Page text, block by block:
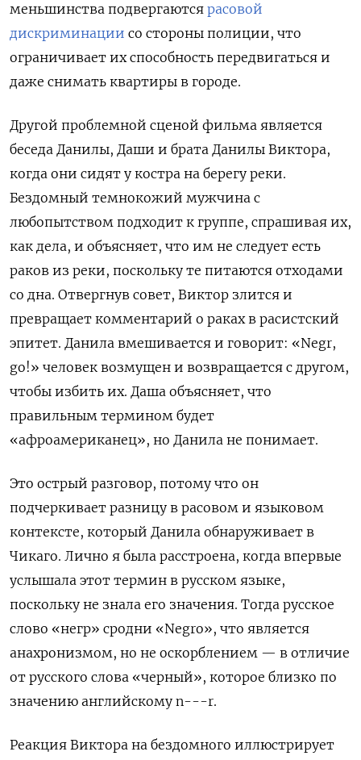
меньшинства подвергаются расовой
дискриминации со стороны полиции, что
ограничивает их способность передвигаться и
даже снимать квартиры в городе.
Другой проблемной сценой фильма является
беседа Данилы, Даши и брата Данилы Виктора,
когда они сидят у костра на берегу реки.
Бездомный темнокожий мужчина с
любопытством подходит к группе, спрашивая их,
как дела, и объясняет, что им не следует есть
раков из реки, поскольку те питаются отходами
со дна. Отвергнув совет, Виктор злится и
превращает комментарий о раках в расистский
эпитет. Данила вмешивается и говорит: «Negr,
go!» человек возмущен и возвращается с другом,
чтобы избить их. Даша объясняет, что
правильным термином будет
«афроамериканец», но Данила не понимает.
Это острый разговор, потому что он
подчеркивает разницу в расовом и языковом
контексте, который Данила обнаруживает в
Чикаго. Лично я была расстроена, когда впервые
услышала этот термин в русском языке,
поскольку не знала его значения. Тогда русское
слово «негр» сродни «Negro», что является
анахронизмом, но не оскорблением — в отличие
от русского слова «черный», которое близко по
значению английскому n---r.
Реакция Виктора на бездомного иллюстрирует